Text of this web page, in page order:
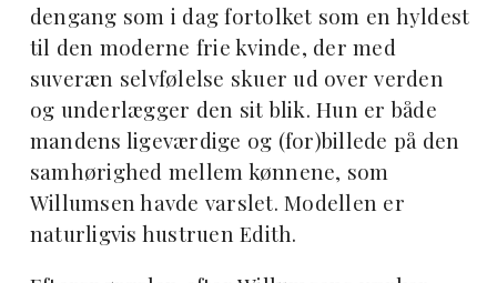
dengang som i dag fortolket som en hyldest
til den moderne frie kvinde, der med
suveræn selvfølelse skuer ud over verden
og underlægger den sit blik. Hun er både
mandens ligeværdige og (for)billede på den
samhørighed mellem kønnene, som
Willumsen havde varslet. Modellen er
naturligvis hustruen Edith.